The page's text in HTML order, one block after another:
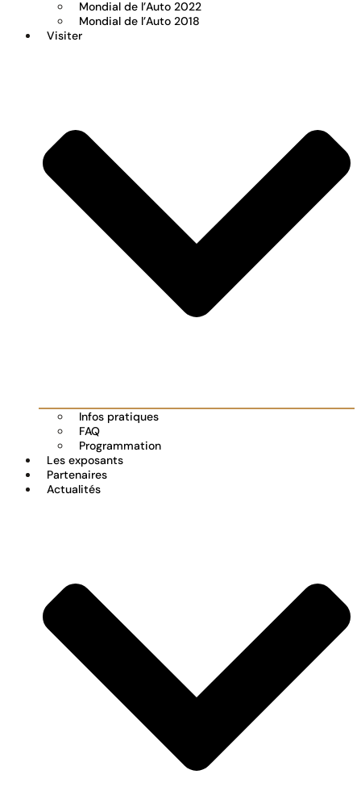
Mondial de l’Auto 2022
Mondial de l’Auto 2018
Visiter
Infos pratiques
FAQ
Programmation
Les exposants
Partenaires
Actualités